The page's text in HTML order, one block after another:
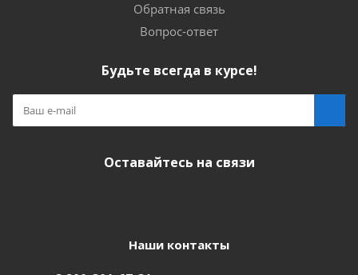
Обратная связь
Вопрос-ответ
Будьте всегда в курсе!
Оставайтесь на связи
Наши контакты